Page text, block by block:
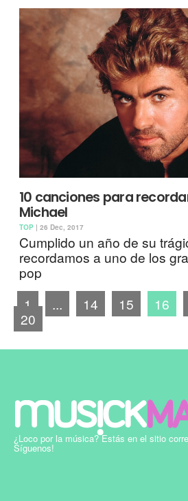
10 canciones para
Michael
TOP | 26 Dec, 2017
Cumplido un año de su
recordamos a uno de los
pop
1
... 14 15 16
20
¿Loco por la música? Estás en el sitio
Síguenos!